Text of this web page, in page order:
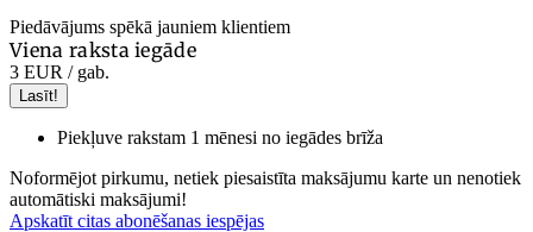
Piedāvājums spēkā jauniem klientiem
Viena raksta iegāde
3 EUR / gab.
Lasīt!
Piekļuve rakstam 1 mēnesi no iegādes brīža
Noformējot pirkumu, netiek piesaistīta maksājumu karte un nenotiek
automātiski maksājumi!
Apskatīt citas abonēšanas iespējas